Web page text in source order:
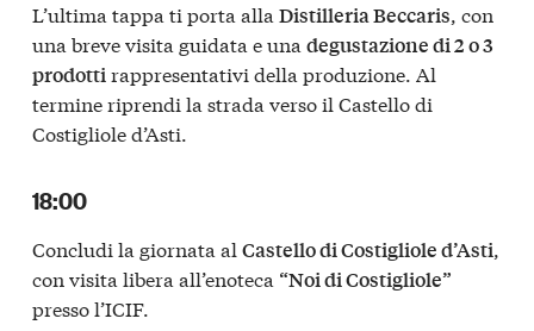
L’ultima tappa ti porta alla Distilleria Beccaris, con
una breve visita guidata e una degustazione di 2 o 3
prodottirappresentativi della produzione. Al
termine riprendi la strada verso il Castello di
Costigliole d’Asti.
18:00
Concludi la giornata al Castello di Costigliole d’Asti
con visita libera all’enoteca “Noi di Costigliole”
presso l’ICIF.